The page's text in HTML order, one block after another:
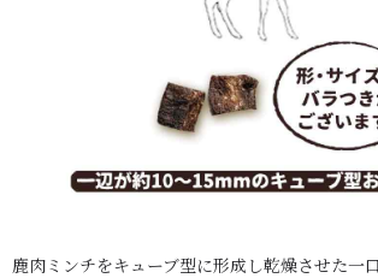
鹿肉ミンチをキューブ型に形成し乾燥させた一